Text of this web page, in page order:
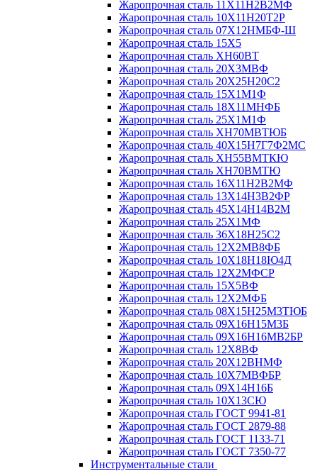
Жаропрочная сталь 11Х11Н2В2МФ
Жаропрочная сталь 10Х11Н20Т2Р
Жаропрочная сталь 07Х12НМБФ-Ш
Жаропрочная сталь 15Х5
Жаропрочная сталь ХН60ВТ
Жаропрочная сталь 20Х3МВФ
Жаропрочная сталь 20Х25Н20С2
Жаропрочная сталь 15Х1М1Ф
Жаропрочная сталь 18Х11МНФБ
Жаропрочная сталь 25Х1М1Ф
Жаропрочная сталь ХН70МВТЮБ
Жаропрочная сталь 40Х15Н7Г7Ф2МС
Жаропрочная сталь ХН55ВМТКЮ
Жаропрочная сталь ХН70ВМТЮ
Жаропрочная сталь 16Х11Н2В2МФ
Жаропрочная сталь 13Х14Н3В2ФР
Жаропрочная сталь 45Х14Н14В2М
Жаропрочная сталь 25Х1МФ
Жаропрочная сталь 36Х18Н25С2
Жаропрочная сталь 12Х2МВ8ФБ
Жаропрочная сталь 10Х18Н18Ю4Д
Жаропрочная сталь 12Х2МФСР
Жаропрочная сталь 15Х5ВФ
Жаропрочная сталь 12Х2МФБ
Жаропрочная сталь 08Х15Н25М3ТЮБ
Жаропрочная сталь 09Х16Н15М3Б
Жаропрочная сталь 09Х16Н16МВ2БР
Жаропрочная сталь 12Х8ВФ
Жаропрочная сталь 20Х12ВНМФ
Жаропрочная сталь 10Х7МВФБР
Жаропрочная сталь 09Х14Н16Б
Жаропрочная сталь 10Х13СЮ
Жаропрочная сталь ГОСТ 9941-81
Жаропрочная сталь ГОСТ 2879-88
Жаропрочная сталь ГОСТ 1133-71
Жаропрочная сталь ГОСТ 7350-77
Инструментальные стали